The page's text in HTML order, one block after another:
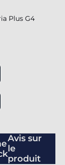
Plus G4
Avis sur
le
produit